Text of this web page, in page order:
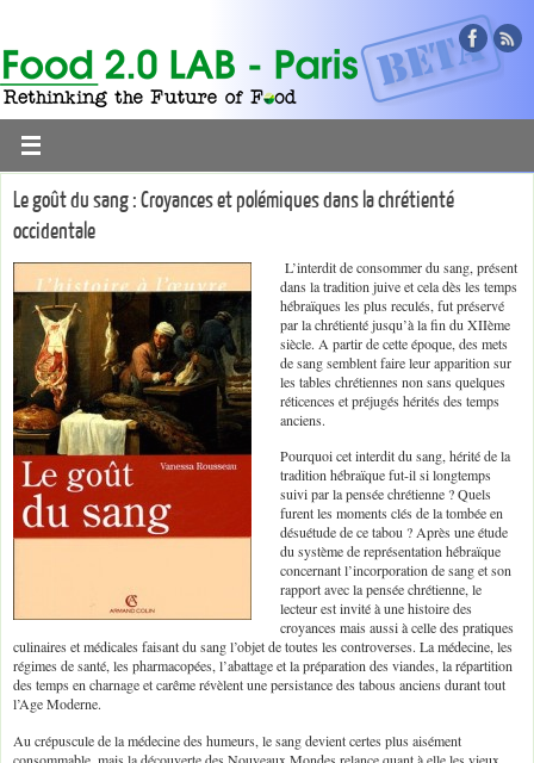
Le goût du sang : Croyances et polémiques dans la chrétienté
occidentale
L’interdit de consommer du sang, présent
dans la tradition juive et cela dès les temps
hébraïques les plus reculés, fut préservé
par la chrétienté jusqu’à la fin du XIIème
siècle. A partir de cette époque, des mets
de sang semblent faire leur apparition sur
les tables chrétiennes non sans quelques
réticences et préjugés hérités des temps
anciens.
Pourquoi cet interdit du sang, hérité de la
tradition hébraïque fut-il si longtemps
suivi par la pensée chrétienne ? Quels
furent les moments clés de la tombée en
désuétude de ce tabou ? Après une étude
du système de représentation hébraïque
concernant l’incorporation de sang et son
rapport avec la pensée chrétienne, le
lecteur est invité à une histoire des
croyances mais aussi à celle des pratiques
culinaires et médicales faisant du sang l’objet de toutes les controverses. La médecine, les
régimes de santé, les pharmacopées, l’abattage et la préparation des viandes, la répartition
des temps en charnage et carême révèlent une persistance des tabous anciens durant tout
l’Age Moderne.
Au crépuscule de la médecine des humeurs, le sang devient certes plus aisément
consommable, mais la découverte des Nouveaux Mondes relance quant à elle les vieux